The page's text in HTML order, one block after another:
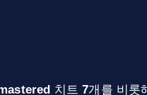
치트7개를 비롯